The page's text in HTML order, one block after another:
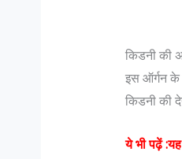
किडनी की
इस ऑर्गन के
किडनी की
ये भी पढ़ें :